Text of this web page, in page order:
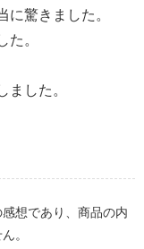
に驚きました。
た。
ました。
想であり、商品の内
。